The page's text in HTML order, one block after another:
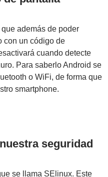
además de poder
con un código de
cuando detecte
Para saberlo Android se
o WiFi, de forma que
smartphone.
seguridad
se llama SElinux. Este